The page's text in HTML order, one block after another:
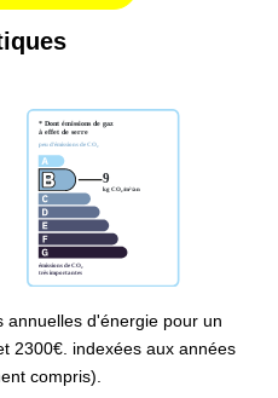
annuelles d'énergie pour un
2300€. indexées aux années
compris).